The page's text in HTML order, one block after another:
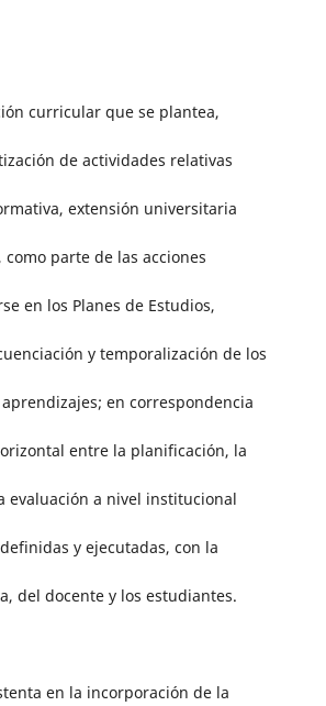
curricular que se plantea,
de actividades relativas
extensión universitaria
parte de las acciones
en los Planes de Estudios,
y temporalización de los
en correspondencia
entre la planificación, la
evaluación a nivel institucional
y ejecutadas, con la
del docente y los estudiantes.
en la incorporación de la